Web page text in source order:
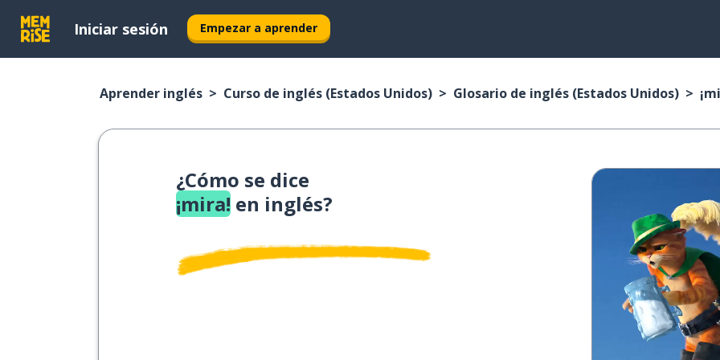
Iniciar sesión Empezar a aprender
Aprender inglés Curso de inglés (Estados Unidos) Glosario de inglés (Estados Unidos)
¿Cómo se dice
¡mira! en inglés?